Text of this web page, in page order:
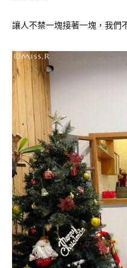
讓人不禁一塊接著一塊，我們